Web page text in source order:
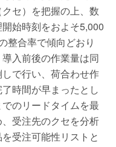
セ）を把握の上、数
始時刻をおよそ5,000
整合率で傾向どおり
⼊前後の作業量は同
で⾏い、荷合わせ作
時間が早まったとし
のリードタイムを最
受注先のクセを分析
受注可能性リストと